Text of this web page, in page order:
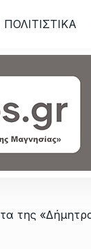
ΠΟΛΙΤΙΣΤΙΚΑ
της